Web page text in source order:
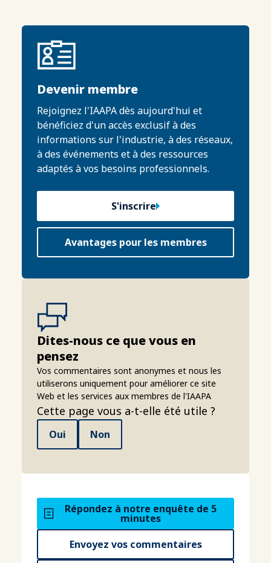
Devenir membre
Rejoignez l'IAAPA dès aujourd'hui et
bénéficiez d'un accès exclusif à des
informations sur l'industrie, à des réseaux,
à des événements et à des ressources
adaptés à vos besoins professionnels.
S'inscrire
Avantages pour les membres
Dites-nous ce que vous en
pensez
Vos commentaires sont anonymes et nous les
utiliserons uniquement pour améliorer ce site
Web et les services aux membres de l'IAAPA
Cette page vous a-t-elle été utile ?
Oui Non
Répondez à notre enquête de 5
minutes
Envoyez vos commentaires